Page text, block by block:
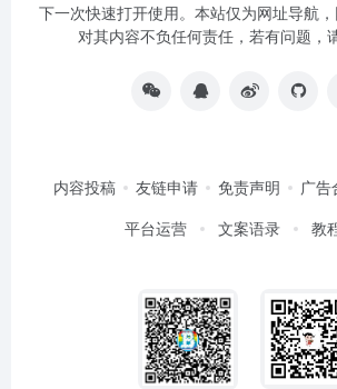
下一次快速打开使用。本站仅为网址导航，
对其内容不负任何责任，若有问题，
内容投稿 友链申请 免责声明 广告
平台运营 文案语录 教